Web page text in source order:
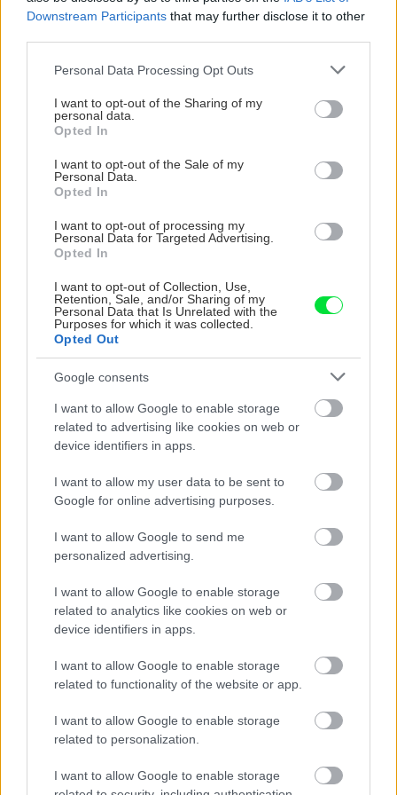
Downstream Participants that may further disclose it to other
Please note that this website/app uses one or more Google
not limited to your visit or usage behaviour. You may click to
grant or deny consent to Google and its third-party tags to
use your data for below specified purposes in below Google
consent section.
Personal Data Processing Opt Outs
I want to opt-out of the Sharing of my
personal data.
Opted In
I want to opt-out of the Sale of my
Personal Data.
Opted In
I want to opt-out of processing my
Personal Data for Targeted Advertising.
Opted In
I want to opt-out of Collection, Use,
Retention, Sale, and/or Sharing of my
Personal Data that Is Unrelated with the
Purposes for which it was collected.
Opted Out
Google consents
I want to allow Google to enable storage
related to advertising like cookies on web or
device identifiers in apps.
I want to allow my user data to be sent to
Google for online advertising purposes.
I want to allow Google to send me
personalized advertising.
I want to allow Google to enable storage
related to analytics like cookies on web or
device identifiers in apps.
I want to allow Google to enable storage
related to functionality of the website or app.
I want to allow Google to enable storage
related to personalization.
I want to allow Google to enable storage
CHALUPA
Na Morave prerobila
nepoznanie: Keď
vojdete dnu, zabudnete,
že nie ste v Toskánsku
Slovák sa nebál a v
Čičmanoch si postavil
montovaný domček v
Temné stránky chalúp:
10 najčastejších
vás môžu nepríjemne
prekvapiť
Žena, búracie kladivo a
premena zrubu z roku
1654 sa nevidí každý
deň!
DOM